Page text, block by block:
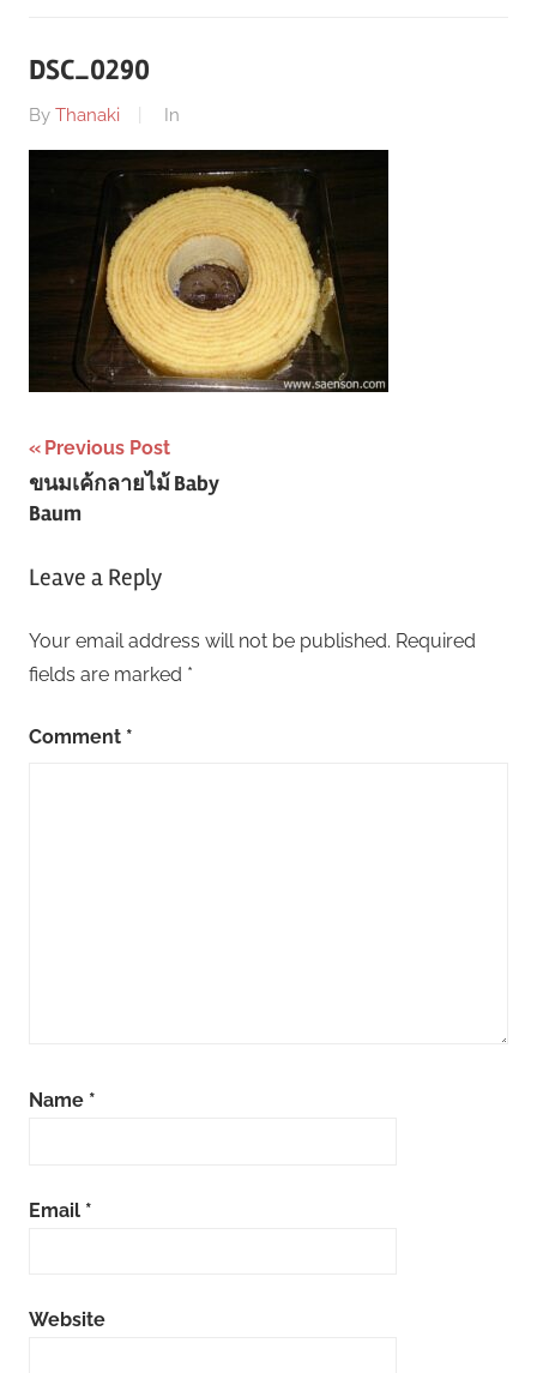
DSC_0290
By Thanaki In
Post
navigation
Previous Post
ขนมเค้กลายไม้ Baby
Baum
Leave a Reply
Your email address will not be published. Required
fields are marked *
Comment *
Name *
Email *
Website